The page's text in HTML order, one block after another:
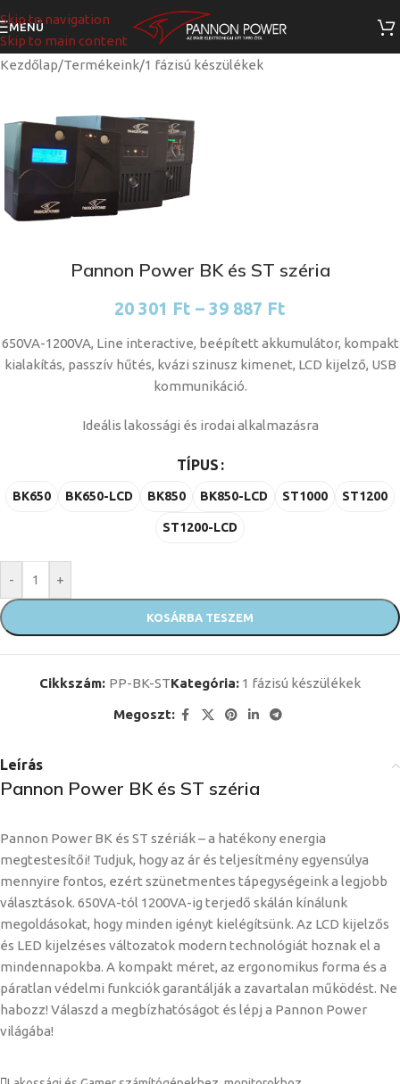
Skip to navigation
Skip to main content
MENÜ
Kezdőlap/Termékeink/1 fázisú készülékek
Pannon Power BK és ST széria
20 301 Ft – 39 887 Ft
650VA-1200VA, Line interactive, beépített akkumulátor, kompakt
kialakítás, passzív hűtés, kvázi szinusz kimenet, LCD kijelző, USB
kommunikáció.
Ideális lakossági és irodai alkalmazásra
TÍPUS
BK650 BK650-LCD BK850 BK850-LCD ST1000 ST1200
ST1200-LCD
- +
KOSÁRBA TESZEM
Cikkszám: PP-BK-STKategória: 1 fázisú készülékek
Megoszt:
Leírás
Pannon Power BK és ST széria
Pannon Power BK és ST szériák – a hatékony energia
megtestesítői! Tudjuk, hogy az ár és teljesítmény egyensúlya
mennyire fontos, ezért szünetmentes tápegységeink a legjobb
választások. 650VA-tól 1200VA-ig terjedő skálán kínálunk
megoldásokat, hogy minden igényt kielégítsünk. Az LCD kijelzős
és LED kijelzéses változatok modern technológiát hoznak el a
mindennapokba. A kompakt méret, az ergonomikus forma és a
páratlan védelmi funkciók garantálják a zavartalan működést. Ne
habozz! Válaszd a megbízhatóságot és lépj a Pannon Power
világába!